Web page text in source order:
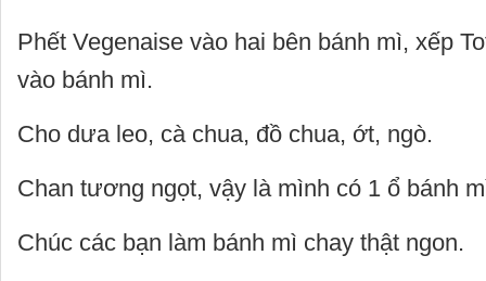
Phết Vegenaise vào hai bên bánh mì, xếp
vào bánh mì.
Cho dưa leo, cà chua, đồ chua, ớt, ngò.
Chan tương ngọt, vậy là mình có 1 ổ bánh
Chúc các bạn làm bánh mì chay thật ngon.